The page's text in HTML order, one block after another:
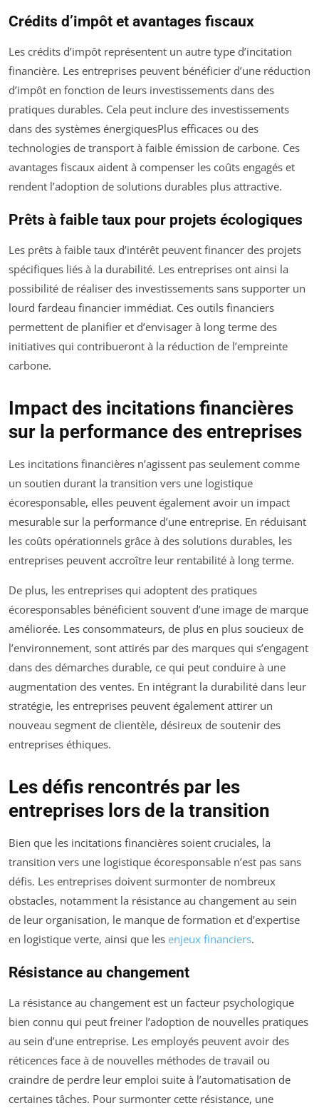
Crédits d’impôt et avantages fiscaux
Les crédits d’impôt représentent un autre type d’incitation
financière. Les entreprises peuvent bénéficier d’une réduction
d’impôt en fonction de leurs investissements dans des
pratiques durables. Cela peut inclure des investissements
dans des systèmes énergiquesPlus efficaces ou des
technologies de transport à faible émission de carbone. Ces
avantages fiscaux aident à compenser les coûts engagés et
rendent l’adoption de solutions durables plus attractive.
Prêts à faible taux pour projets écologiques
Les prêts à faible taux d’intérêt peuvent financer des projets
spécifiques liés à la durabilité. Les entreprises ont ainsi la
possibilité de réaliser des investissements sans supporter un
lourd fardeau financier immédiat. Ces outils financiers
permettent de planifier et d’envisager à long terme des
initiatives qui contribueront à la réduction de l’empreinte
carbone.
Impact des incitations financières
sur la performance des entreprises
Les incitations financières n’agissent pas seulement comme
un soutien durant la transition vers une logistique
écoresponsable, elles peuvent également avoir un impact
mesurable sur la performance d’une entreprise. En réduisant
les coûts opérationnels grâce à des solutions durables, les
entreprises peuvent accroître leur rentabilité à long terme.
De plus, les entreprises qui adoptent des pratiques
écoresponsables bénéficient souvent d’une image de marque
améliorée. Les consommateurs, de plus en plus soucieux de
l’environnement, sont attirés par des marques qui s’engagent
dans des démarches durable, ce qui peut conduire à une
augmentation des ventes. En intégrant la durabilité dans leur
stratégie, les entreprises peuvent également attirer un
nouveau segment de clientèle, désireux de soutenir des
entreprises éthiques.
Les défis rencontrés par les
entreprises lors de la transition
Bien que les incitations financières soient cruciales, la
transition vers une logistique écoresponsable n’est pas sans
défis. Les entreprises doivent surmonter de nombreux
obstacles, notamment la résistance au changement au sein
de leur organisation, le manque de formation et d’expertise
en logistique verte, ainsi que les enjeux financiers.
Résistance au changement
La résistance au changement est un facteur psychologique
bien connu qui peut freiner l’adoption de nouvelles pratiques
au sein d’une entreprise. Les employés peuvent avoir des
réticences face à de nouvelles méthodes de travail ou
craindre de perdre leur emploi suite à l’automatisation de
certaines tâches. Pour surmonter cette résistance, une